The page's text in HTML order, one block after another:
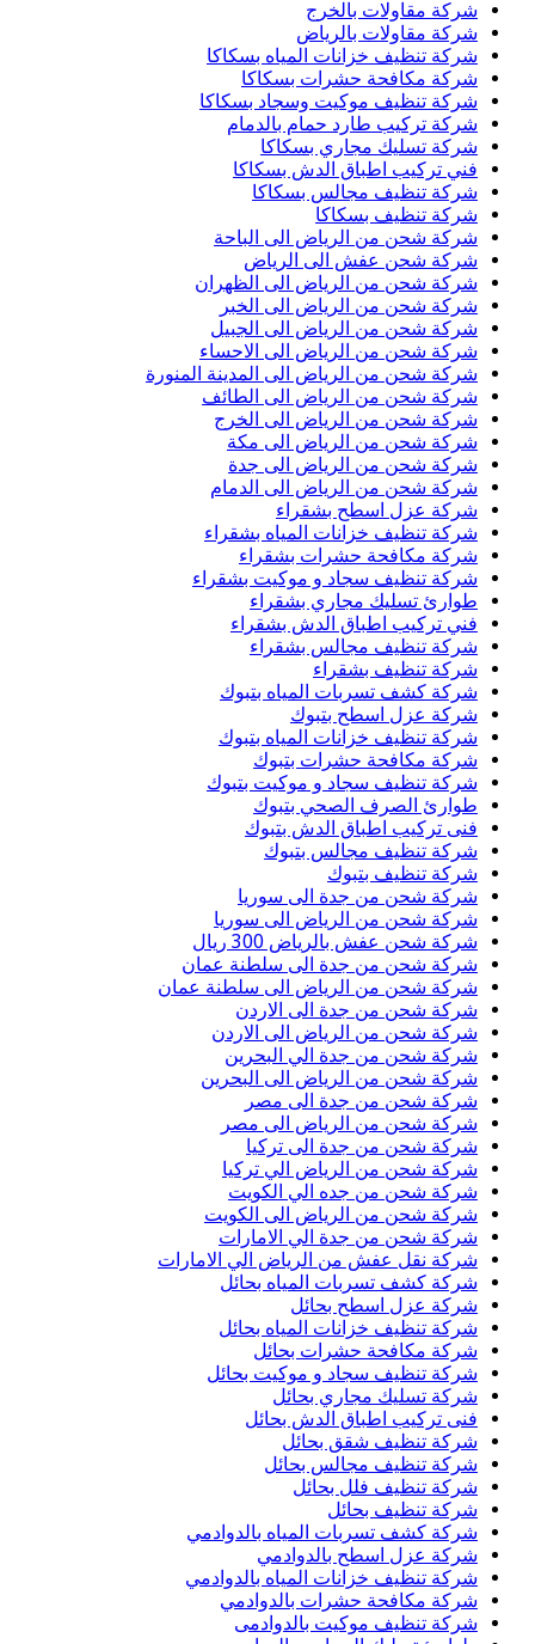
شركة مقاولات بالخرج
شركة مقاولات بالرياض
شركة تنظيف خزانات المياه بسكاكا
شركة مكافحة حشرات بسكاكا
شركة تنظيف موكيت وسجاد بسكاكا
شركة تركيب طارد حمام بالدمام
شركة تسليك مجاري بسكاكا
فني تركيب اطباق الدش بسكاكا
شركة تنظيف مجالس بسكاكا
شركة تنظيف بسكاكا
شركة شحن من الرياض الى الباحة
شركة شحن عفش الى الرياض
شركة شحن من الرياض الى الظهران
شركة شحن من الرياض الى الخبر
شركة شحن من الرياض الى الجبيل
شركة شحن من الرياض الى الاحساء
شركة شحن من الرياض الى المدينة المنورة
شركة شحن من الرياض الى الطائف
شركة شحن من الرياض الى الخرج
شركة شحن من الرياض الى مكة
شركة شحن من الرياض الى جدة
شركة شحن من الرياض الى الدمام
شركة عزل اسطح بشقراء
شركة تنظيف خزانات المياه بشقراء
شركة مكافحة حشرات بشقراء
شركة تنظيف سجاد و موكيت بشقراء
طوارئ تسليك مجاري بشقراء
فني تركيب اطباق الدش بشقراء
شركة تنظيف مجالس بشقراء
شركة تنظيف بشقراء
شركة كشف تسربات المياه بتبوك
شركة عزل اسطح بتبوك
شركة تنظيف خزانات المياه بتبوك
شركة مكافحة حشرات بتبوك
شركة تنظيف سجاد و موكيت بتبوك
طوارئ الصرف الصحي بتبوك
فنى تركيب اطباق الدش بتبوك
شركة تنظيف مجالس بتبوك
شركة تنظيف بتبوك
شركة شحن من جدة الى سوريا
شركة شحن من الرياض الى سوريا
شركة شحن عفش بالرياض 300 ريال
شركة شحن من جدة الى سلطنة عمان
شركة شحن من الرياض الى سلطنة عمان
شركة شحن من جدة الى الاردن
شركة شحن من الرياض الى الاردن
شركة شحن من جدة الي البحرين
شركة شحن من الرياض الى البحرين
شركة شحن من جدة الى مصر
شركة شحن من الرياض الى مصر
شركة شحن من جدة الى تركيا
شركة شحن من الرياض الي تركيا
شركة شحن من جده الي الكويت
شركة شحن من الرياض الى الكويت
شركة شحن من جدة الي الامارات
شركة نقل عفش من الرياض الي الامارات
شركة كشف تسربات المياه بحائل
شركة عزل اسطح بحائل
شركة تنظيف خزانات المياه بحائل
شركة مكافحة حشرات بحائل
شركة تنظيف سجاد و موكيت بحائل
شركة تسليك مجاري بحائل
فنى تركيب اطباق الدش بحائل
شركة تنظيف شقق بحائل
شركة تنظيف مجالس بحائل
شركة تنظيف فلل بحائل
شركة تنظيف بحائل
شركة كشف تسربات المياه بالدوادمي
شركة عزل اسطح بالدوادمي
شركة تنظيف خزانات المياه بالدوادمي
شركة مكافحة حشرات بالدوادمي
شركة تنظيف موكيت بالدوادمى